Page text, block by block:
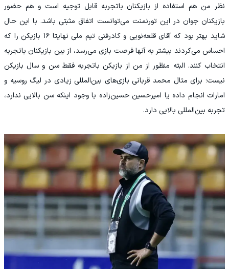
نظر من هم استفاده از بازیکنان باتجربه قابل توجیه است و هم حضور
بازیکنان جوان در این تورنمنت می‌توانست اتفاق مثبتی باشد. با این حال
شاید بهتر بود که آقای قلعه‌نویی و کادرفنی تیم ملی نهایتا ۱۶ بازیکن را که
احساس می‌کردند بیشتر به آنها فرصت بازی می‌رسد، از بین بازیکنان باتجربه
انتخاب کنند. البته منظور از من از بازیکن باتجربه فقط سن و سال بازیکن
نیست؛ برای مثال محمد قربانی بازی‌های بین‌المللی زیادی در لیگ روسیه و
امارات انجام داده یا امیرحسین حسین‌زاده با وجود اینکه سن بالایی ندارد،
تجربه بین‌المللی بالایی دارد.